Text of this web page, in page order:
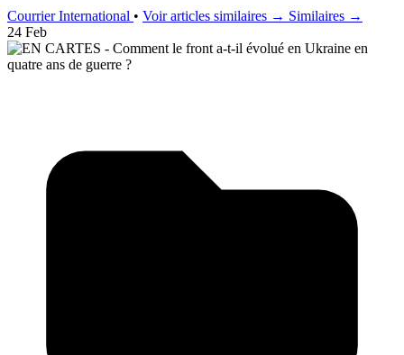
Courrier International • Voir articles similaires → Similaires →
24 Feb